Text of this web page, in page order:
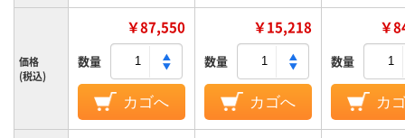
価格
(税込)
￥87,550
数量
カゴへ
￥15,218
数量
カゴへ
￥
数量
カ